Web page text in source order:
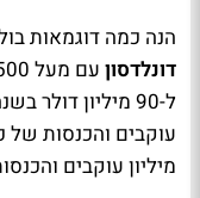
הנה כמה דוגמאות
דונלדסון
ל-90 מיליון דולר בשנה.
עוקבים והכנסות של כ-23 מיליון דולר
מיליון עוקבים והכנסות של מעל